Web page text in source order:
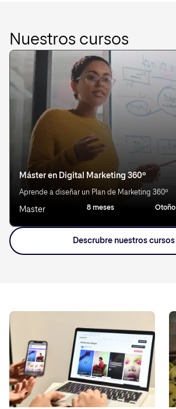
Nuestros cursos
Máster en Digital Marketing 360º
Aprende a diseñar un Plan de Marketing 360º
Master 8 meses Otoño
Descrubre nuestros cursos